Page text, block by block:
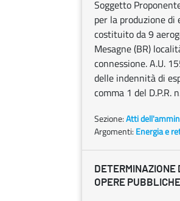
Soggetto
per la produzione
costituito da 9
Mesagne (BR)
connessione. A.U.
delle indennità di
comma 1 del
Sezione:Atti
Argomenti: Energia e
DETERMINAZIONE
OPERE